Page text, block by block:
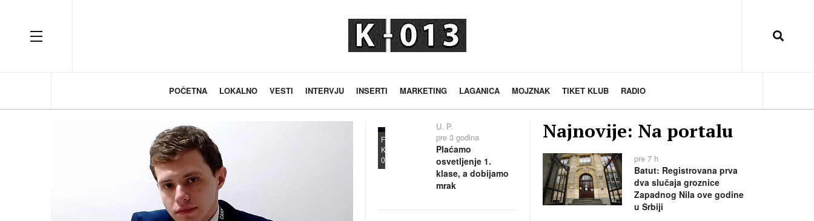
OFF CANVAS
POČETNA LOKALNO VESTI INTERVJU INSERTI MARKETING LAGANICA MOJZNAK TIKET KLUB RADIO
Foto:
K-
013
U. P.
pre 3 godina
Plaćamo
osvetljenje 1.
klase, a dobijamo
mrak
Najnovije: Na portalu
pre 7 h
Batut: Registrovana prva
dva slučaja groznice
Zapadnog Nila ove godine
u Srbiji